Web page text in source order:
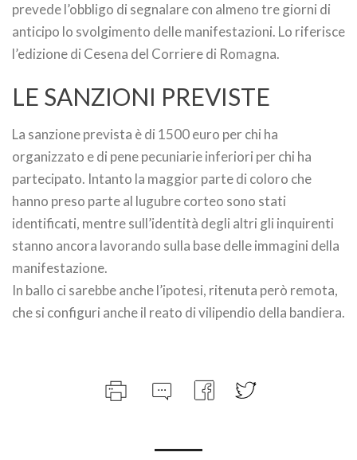
prevede l’obbligo di segnalare con almeno tre giorni di
anticipo lo svolgimento delle manifestazioni. Lo riferisce
l’edizione di Cesena del Corriere di Romagna.
LE SANZIONI PREVISTE
La sanzione prevista è di 1500 euro per chi ha
organizzato e di pene pecuniarie inferiori per chi ha
partecipato. Intanto la maggior parte di coloro che
hanno preso parte al lugubre corteo sono stati
identificati, mentre sull’identità degli altri gli inquirenti
stanno ancora lavorando sulla base delle immagini della
manifestazione.
In ballo ci sarebbe anche l’ipotesi, ritenuta però remota,
che si configuri anche il reato di vilipendio della bandiera.